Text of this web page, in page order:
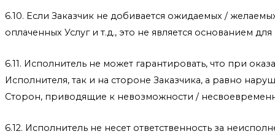
6.10. Если Заказчик не добивается ожидаемых /
оплаченных Услуг и т.д., это не является основанием
6.11. Исполнитель не может гарантировать, что при
Исполнителя, так и на стороне Заказчика, а равно
Сторон, приводящие к невозможности /
6.12. Исполнитель не несет ответственность за